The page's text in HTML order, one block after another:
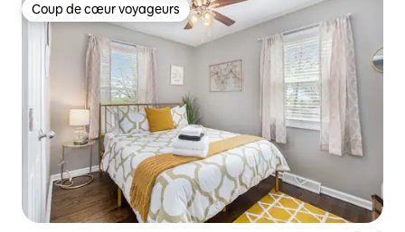
Coup de cœur voyageurs
Coup de cœur voyageurs